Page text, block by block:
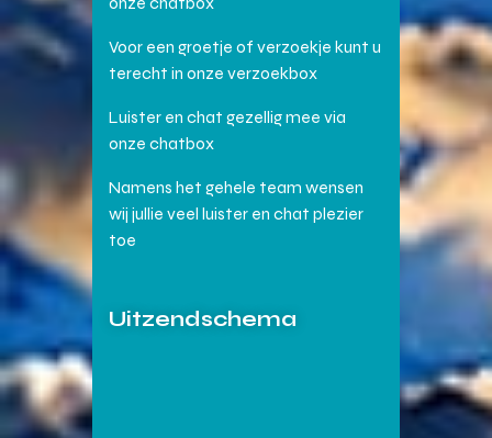
Voor een groetje of verzoekje kunt u
terecht in onze verzoekbox
Luister en chat gezellig mee via
onze chatbox
Namens het gehele team wensen
wij jullie veel luister en chat plezier
toe
Uitzendschema